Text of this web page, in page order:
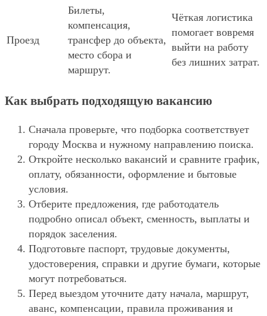
Проезд
Билеты,
компенсация,
трансфер до объекта,
место сбора и
маршрут.
Чёткая логистика
помогает вовремя
выйти на работу
без лишних затрат.
Как выбрать подходящую вакансию
Сначала проверьте, что подборка соответствует
городу Москва и нужному направлению поиска.
Откройте несколько вакансий и сравните график,
оплату, обязанности, оформление и бытовые
условия.
Отберите предложения, где работодатель
подробно описал объект, сменность, выплаты и
порядок заселения.
Подготовьте паспорт, трудовые документы,
удостоверения, справки и другие бумаги, которые
могут потребоваться.
Перед выездом уточните дату начала, маршрут,
аванс, компенсации, правила проживания и